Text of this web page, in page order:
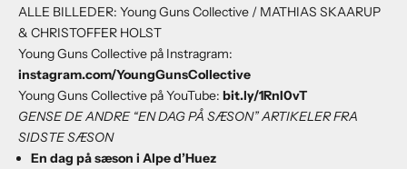
ALLE BILLEDER: Young Guns Collective / MATHIAS SKAARUP
& CHRISTOFFER HOLST
Young Guns Collective på Instragram:
instagram.com/YoungGunsCollective
Young Guns Collective på YouTube: bit.ly/1RnI0vT
GENSE DE ANDRE “EN DAG PÅ SÆSON” ARTIKELER FRA
SIDSTE SÆSON
En dag på sæson i Alpe d’Huez